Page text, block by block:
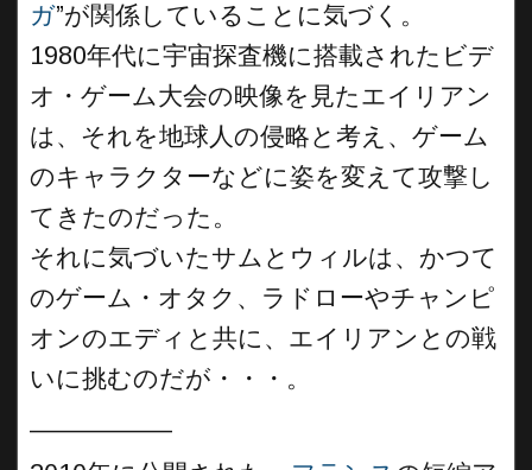
ガ”が関係していることに気づく。
1980年代に宇宙探査機に搭載されたビデ
オ・ゲーム大会の映像を見たエイリアン
は、それを地球人の侵略と考え、ゲーム
のキャラクターなどに姿を変えて攻撃し
てきたのだった。
それに気づいたサムとウィルは、かつて
のゲーム・オタク、ラドローやチャンピ
オンのエディと共に、エイリアンとの戦
いに挑むのだが・・・。